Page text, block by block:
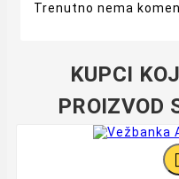
Trenutno nema
KUPCI
PROIZVOD